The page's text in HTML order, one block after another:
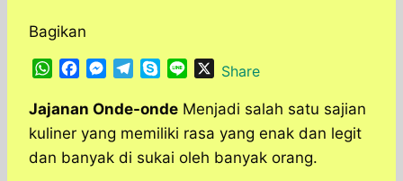
Bagikan
W
a
t
A
c
e
b
o
M
s
s
e
n
l
e
r
y
p
n
e
XShare
Jajanan Onde-onde Menjadi salah satu sajian
kuliner yang memiliki rasa yang enak dan legit
dan banyak di sukai oleh banyak orang.